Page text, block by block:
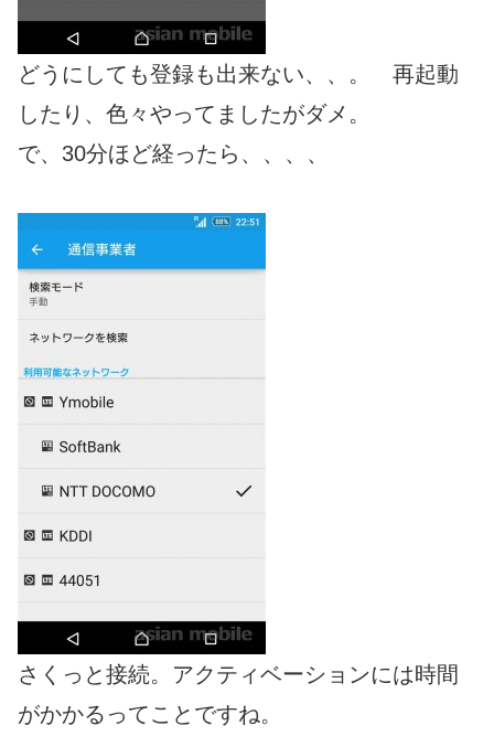
どうにしても登録も出来ない、、。 再起動
したり、色々やってましたがダメ。
で、30分ほど経ったら、、、、
さくっと接続。アクティベーションには時間
がかかるってことですね。